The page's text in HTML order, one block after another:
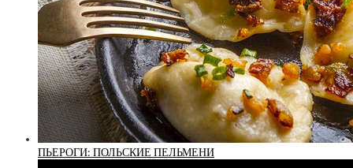
ПЬЕРОГИ: ПОЛЬСКИЕ ПЕЛЬМЕНИ